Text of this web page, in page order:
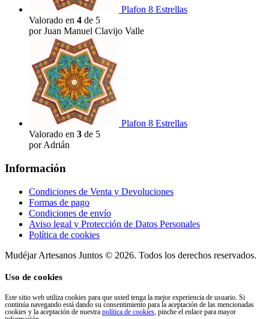
Plafon 8 Estrellas
Valorado en 4 de 5
por Juan Manuel Clavijo Valle
Plafon 8 Estrellas
Valorado en 3 de 5
por Adrián
Información
Condiciones de Venta y Devoluciones
Formas de pago
Condiciones de envío
Aviso legal y Protección de Datos Personales
Política de cookies
Mudéjar Artesanos Juntos © 2026. Todos los derechos reservados.
Uso de cookies
Este sitio web utiliza cookies para que usted tenga la mejor experiencia de usuario. Si
continúa navegando está dando su consentimiento para la aceptación de las mencionadas
cookies y la aceptación de nuestra política de cookies , pinche el enlace para mayor